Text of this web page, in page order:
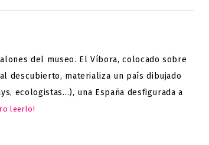
del museo. El Víbora, colocado sobre
descubierto, materializa un país dibujado
ecologistas…), una España desfigurada a
leerlo!